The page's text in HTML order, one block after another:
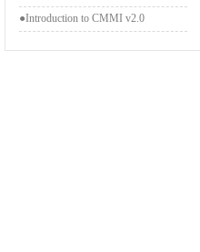
●Introduction to CMMI v2.0